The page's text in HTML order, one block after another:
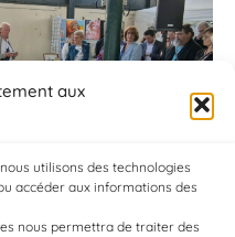
aux
utilisons des technologies
accéder aux informations des
nous permettra de traiter des